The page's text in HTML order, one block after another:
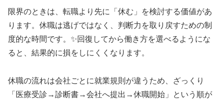
限界のときは、転職より先に「休む」を検討する価値があ
ります。休職は逃げではなく、判断力を取り戻すための制
度的な時間です。✨回復してから働き方を選べるようにな
ると、結果的に損をしにくくなります。
休職の流れは会社ごとに就業規則が違うため、ざっくり
「医療受診→診断書→会社へ提出→休職開始」という順が